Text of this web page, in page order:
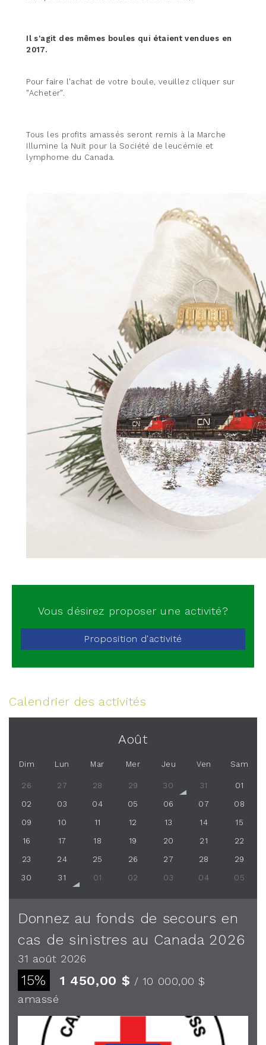
Il s'agit des mêmes boules qui étaient vendues en
2017.
Pour faire l'achat de votre boule, veuillez cliquer sur
"Acheter".
Tous les profits amassés seront remis à la Marche
Illumine la Nuit pour la Société de leucémie et
lymphome du Canada.
Vous désirez proposer une activité?
Proposition d'activité
Calendrier des activités
Août
Dim Lun Mar Mer Jeu Ven Sam
26 27 28 29 30 31 01
02 03 04 05 06 07 08
09 10 11 12 13 14 15
16 17 18 19 20 21 22
23 24 25 26 27 28 29
30 31 01 02 03 04 05
Donnez au fonds de secours en
cas de sinistres au Canada 2026
31 août 2026
15% 1 450,00 $ / 10 000,00 $
amassé